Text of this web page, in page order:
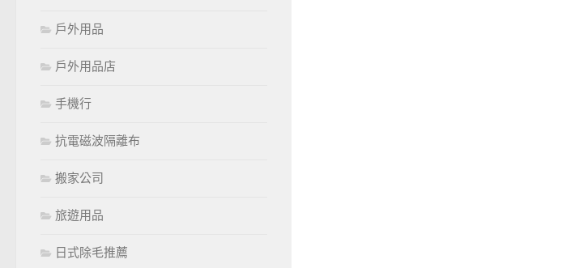
戶外用品
戶外用品店
手機行
抗電磁波隔離布
搬家公司
旅遊用品
日式除毛推薦